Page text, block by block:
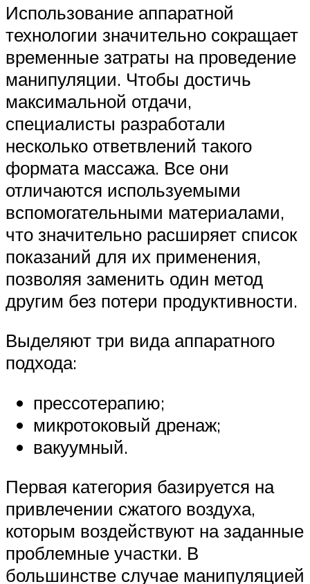
Использование аппаратной
технологии значительно сокращает
временные затраты на проведение
манипуляции. Чтобы достичь
максимальной отдачи,
специалисты разработали
несколько ответвлений такого
формата массажа. Все они
отличаются используемыми
вспомогательными материалами,
что значительно расширяет список
показаний для их применения,
позволяя заменить один метод
другим без потери продуктивности.
Выделяют три вида аппаратного
подхода:
прессотерапию;
микротоковый дренаж;
вакуумный.
Первая категория базируется на
привлечении сжатого воздуха,
которым воздействуют на заданные
проблемные участки. В
большинстве случае манипуляцией